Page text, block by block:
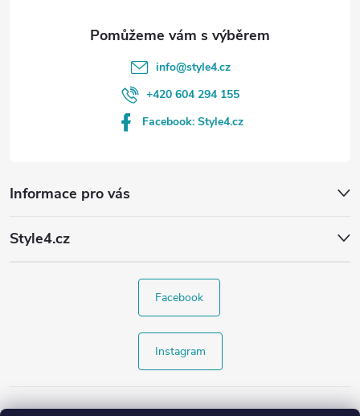
Informace pro vás
Style4.cz
info@style4.cz
+420 604 294 155
Facebook: Style4.cz
Facebook
Instagram